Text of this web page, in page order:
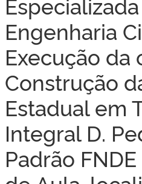
Engenharia
Execução da
Construção
Estadual em
Integral D.
Padrão